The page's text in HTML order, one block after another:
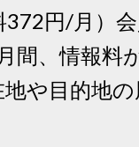
円/月）
間、情報料
や目的地